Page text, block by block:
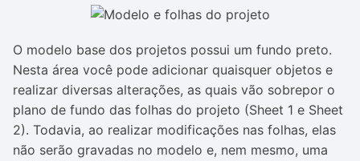
O modelo base dos projetos possui um fundo preto.
Nesta área você pode adicionar quaisquer objetos e
realizar diversas alterações, as quais vão sobrepor o
plano de fundo das folhas do projeto (Sheet 1 e Sheet
2). Todavia, ao realizar modificações nas folhas, elas
não serão gravadas no modelo e, nem mesmo, uma